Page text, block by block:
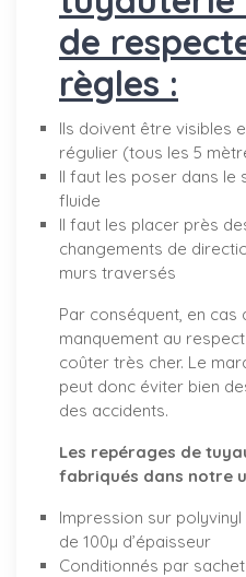
de
règles :
Ils doivent être visibles
régulier (tous les 5
Il faut les poser dans le
fluide
Il faut les placer près
changements de
murs traversés
Par conséquent, en cas
manquement au
coûter très cher. Le
peut donc éviter bien
des accidents.
Les repérages de
fabriqués dans notre
Impression sur
de 100µ d’épaisseur
Conditionnés par